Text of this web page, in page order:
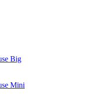
Big
Mini